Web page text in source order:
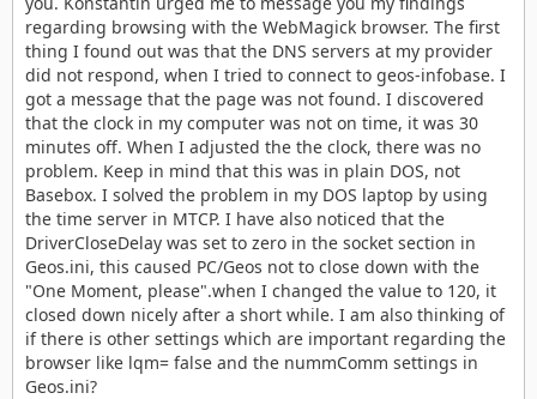
regarding browsing with the WebMagick browser. The first
thing I found out was that the DNS servers at my provider
did not respond, when I tried to connect to geos-infobase. I
got a message that the page was not found. I discovered
that the clock in my computer was not on time, it was 30
minutes off. When I adjusted the the clock, there was no
problem. Keep in mind that this was in plain DOS, not
Basebox. I solved the problem in my DOS laptop by using
the time server in MTCP. I have also noticed that the
DriverCloseDelay was set to zero in the socket section in
Geos.ini, this caused PC/Geos not to close down with the
"One Moment, please".when I changed the value to 120, it
closed down nicely after a short while. I am also thinking of
if there is other settings which are important regarding the
browser like lqm= false and the nummComm settings in
Geos.ini?